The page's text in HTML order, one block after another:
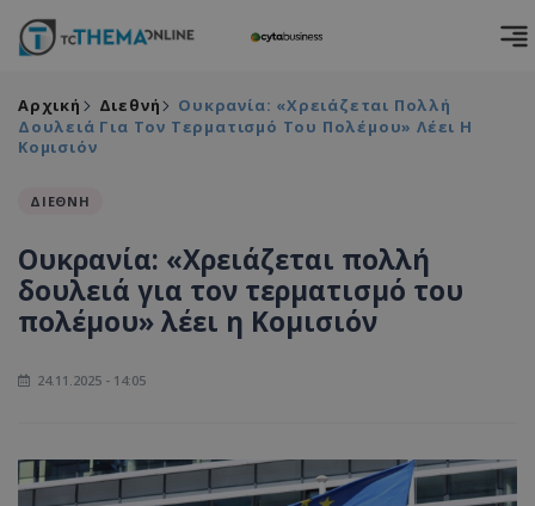
Αρχική Διεθνή
Ουκρανία: «Χρειάζεται Πολλή
Δουλειά Για Τον Τερματισμό Του Πολέμου» Λέει Η
Κομισιόν
ΔΙΕΘΝΗ
Ουκρανία: «Χρειάζεται πολλή
δουλειά για τον τερματισμό του
πολέμου» λέει η Κομισιόν
24.11.2025 - 14:05